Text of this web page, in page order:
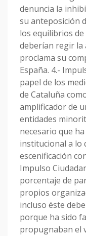
denuncia la
su anteposición
los equilibrios
deberían regir la
proclama su
España. 4.-
papel de los
de Cataluña
amplificador de
entidades
necesario que
institucional a lo
escenificación
Impulso
porcentaje de
propios
incluso éste
porque ha sido
propugnaban el